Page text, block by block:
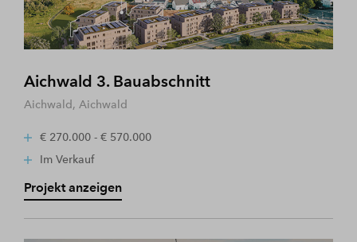
Aichwald 3. Bauabschnitt
Aichwald, Aichwald
€ 270.000 - € 570.000
Im Verkauf
Projekt anzeigen